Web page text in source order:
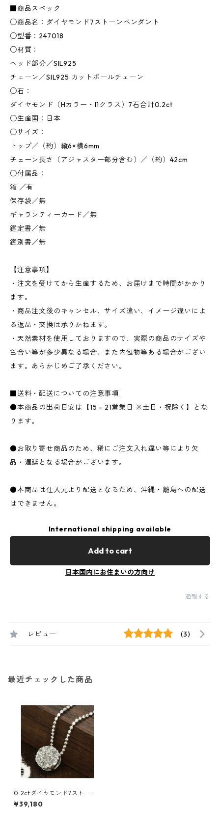
■商品スペック
○商品名：ダイヤモンド7ストーンペンダント
○型番：247018
○材質：
ヘッド部分／SIL925
チェーン／SIL925 カットボールチェーン
○石：
ダイヤモンド（Hカラー・I1クラス）7石合計0.2ct
○生産国：日本
○サイズ：
トップ／（約）縦6×横6mm
チェーン長さ（アジャスター部分含む）／（約）42cm
○付属品：
箱 ／有
保存袋／無
ギャランティーカード／無
鑑定書／無
鑑別書／無
【注意事項】
・注文を受けてから生産するため、お届けまで時間がかかり
ます。
・商品注文後のキャンセル、サイズ違い、イメージ違いによ
る返品・交換は承りかねます。
・天然素材を使用しておりますので、実際の商品のサイズや
色合い等が多少異なる場合、また内包物等ある場合がござい
ます。あらかじめご了承ください。
■送料・配送についての注意事項
●本商品の出荷目安は【15 - 21営業日 ※土日・祝除く】とな
ります。
●お取り寄せ商品のため、稀にご注文入れ違い等により欠
品・遅延となる場合がございます。
●本商品は仕入元より配送となるため、沖縄・離島への配送
はできません。
International shipping available
Add to cart
日本国内にお住まいの方向け
通報する
レビュー (3)
最近チェックした商品
0.2ctダイヤモンド7ストーン
ペンダント ジュエリー アクセ
サリー レディース
¥39,180